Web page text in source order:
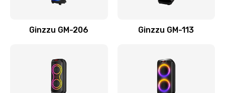
Ginzzu GM-206 Ginzzu GM-113